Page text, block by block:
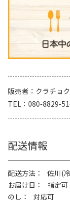
販売者
クラチョ
TEL
080-8829-
配送情報
配送方法
佐川(
お届け日
指定可
のし
対応可